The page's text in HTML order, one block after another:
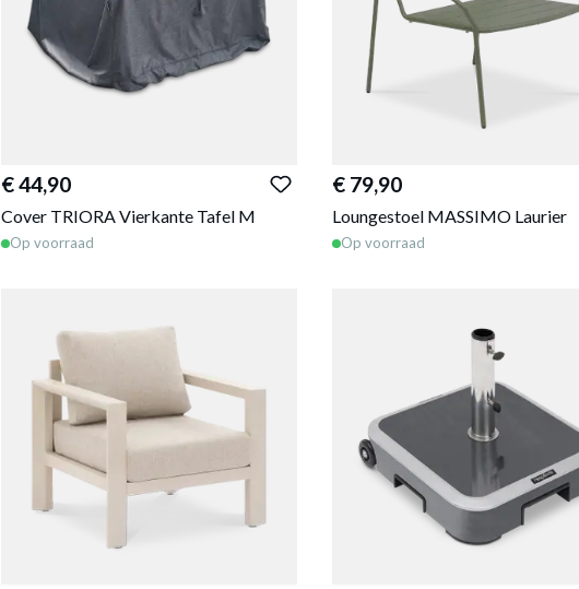
€ 44,90
Cover TRIORA Vierkante Tafel M
Op voorraad
€ 79,90
Loungestoel MASSIMO Laurier
Op voorraad